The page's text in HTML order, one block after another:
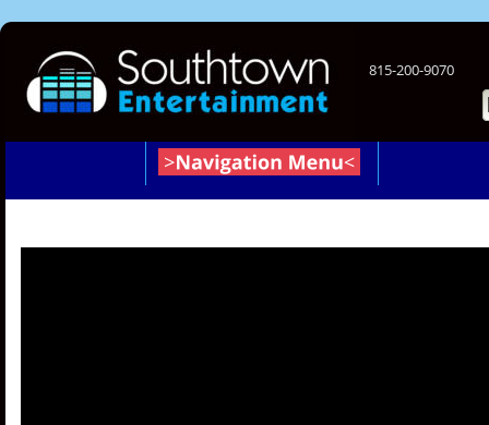
815-200-9070